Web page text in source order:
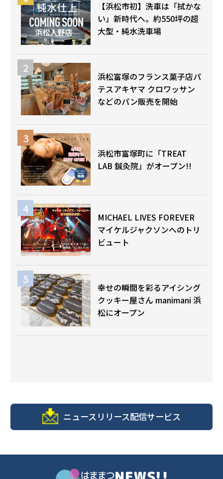
【浜松市初】洗車は「拭かな
い」新時代へ。約550坪の超
大型・純水洗車場
浜松富塚のフランス菓子店パ
テスアキヤマ クロワッサン
などのパン販売を開始
浜松市富塚町に「TREAT
LAB 鍼灸院」がオープン!!
MICHAEL LIVES FOREVER
マイケルジャクソンへのトリ
ビュート
幸せの瞬間を彩るアイシング
クッキー屋さん manimani 浜
松にオープン
ニュースリリース配信サービス